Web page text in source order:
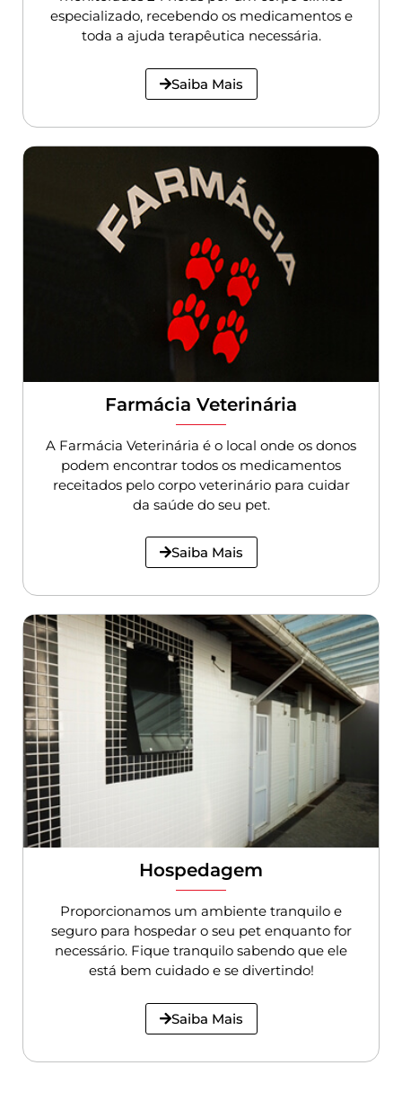
especializado, recebendo os medicamentos e
toda a ajuda terapêutica necessária.
Saiba Mais
Farmácia Veterinária
A Farmácia Veterinária é o local onde os donos
podem encontrar todos os medicamentos
receitados pelo corpo veterinário para cuidar
da saúde do seu pet.
Saiba Mais
Hospedagem
Proporcionamos um ambiente tranquilo e
seguro para hospedar o seu pet enquanto for
necessário. Fique tranquilo sabendo que ele
está bem cuidado e se divertindo!
Saiba Mais